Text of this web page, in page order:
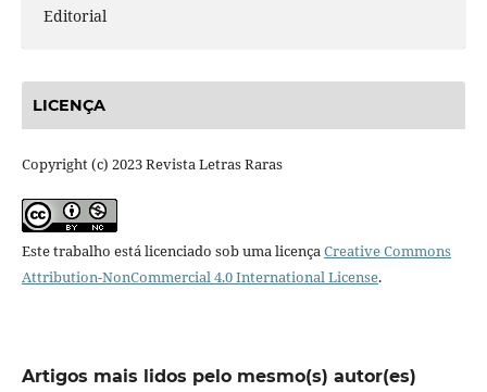
Editorial
LICENÇA
Copyright (c) 2023 Revista Letras Raras
Este trabalho está licenciado sob uma licençaCreative Commons
Attribution-NonCommercial 4.0 International License.
Artigos mais lidos pelo mesmo(s) autor(es)